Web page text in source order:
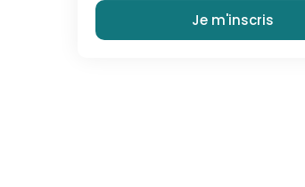
Je m'inscris